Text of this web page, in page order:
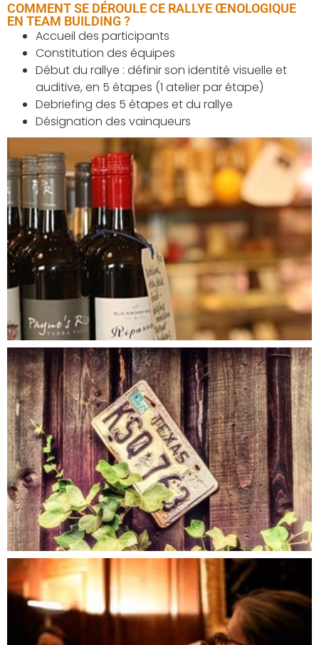
COMMENT SE DÉROULE CE RALLYE ŒNOLOGIQUE
EN TEAM BUILDING ?
Accueil des participants
Constitution des équipes
Début du rallye : définir son identité visuelle et
auditive, en 5 étapes (1 atelier par étape)
Debriefing des 5 étapes et du rallye
Désignation des vainqueurs